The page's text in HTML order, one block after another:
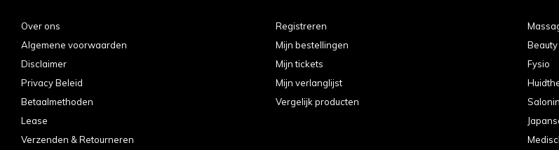
Over ons
Algemene voorwaarden
Disclaimer
Privacy Beleid
Betaalmethoden
Lease
Verzenden & Retourneren
Registreren
Mijn bestellingen
Mijn tickets
Mijn verlanglijst
Vergelijk producten
Beauty
Fysio